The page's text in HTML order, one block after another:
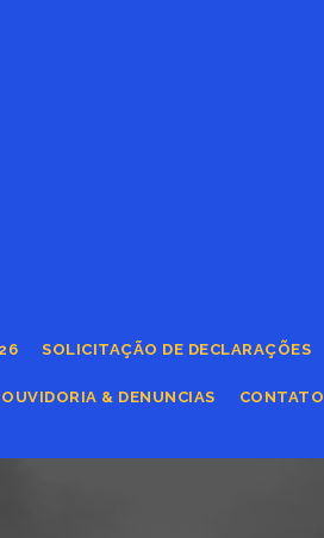
SOLICITAÇÃO DE DECLARAÇÕES
OUVIDORIA & DENUNCIAS CONTATO